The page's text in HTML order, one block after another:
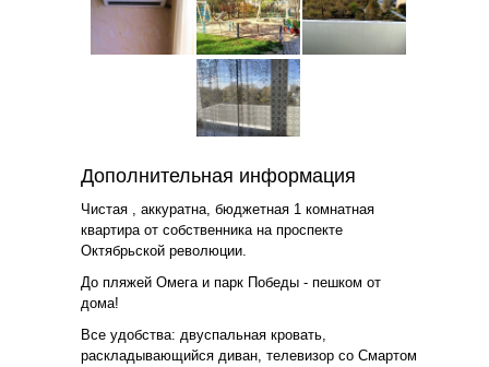
Дополнительная информация
Чистая , аккуратна, бюджетная 1 комнатная
квартира от собственника на проспекте
Октябрьской революции.
До пляжей Омега и парк Победы - пешком от
дома!
Все удобства: двуспальная кровать,
раскладывающийся диван, телевизор со Смартом